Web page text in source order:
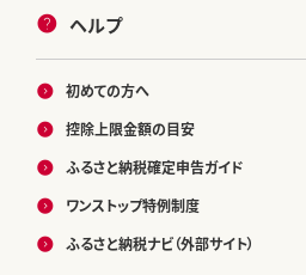
ヘルプ
初めての方へ
控除上限金額の目安
ふるさと納税確定申告ガイド
ワンストップ特例制度
ふるさと納税ナビ（外部サイト）